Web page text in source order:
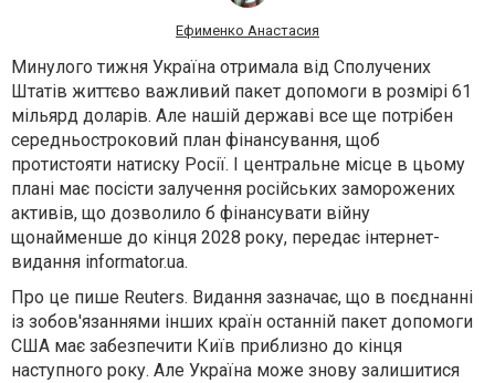
Ефименко Анастасия
Минулого тижня Україна отримала від Сполучених
Штатів життєво важливий пакет допомоги в розмірі 61
мільярд доларів. Але нашій державі все ще потрібен
середньостроковий план фінансування, щоб
протистояти натиску Росії. І центральне місце в цьому
плані має посісти залучення російських заморожених
активів, що дозволило б фінансувати війну
щонайменше до кінця 2028 року, передає інтернет-
видання informator.ua.
Про це пише Reuters. Видання зазначає, що в поєднанні
із зобов'язаннями інших країн останній пакет допомоги
США має забезпечити Київ приблизно до кінця
наступного року. Але Україна може знову залишитися